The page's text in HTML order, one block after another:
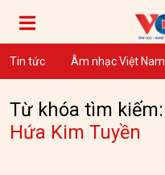
Tin tức Âm nhạc Việt Nam
Từ khóa tìm kiếm:
Hứa Kim Tuyền